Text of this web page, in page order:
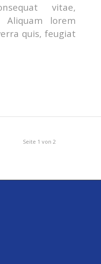
vitae,
Aliquam lorem
quis, feugiat
Seite 1 von 2